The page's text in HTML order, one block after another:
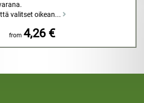
valitset oikean...
from 4,26 €